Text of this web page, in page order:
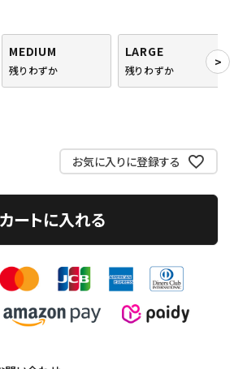
MEDIUM
残りわずか
LARGE
残りわずか
お気に入りに登録する
カートに入れる